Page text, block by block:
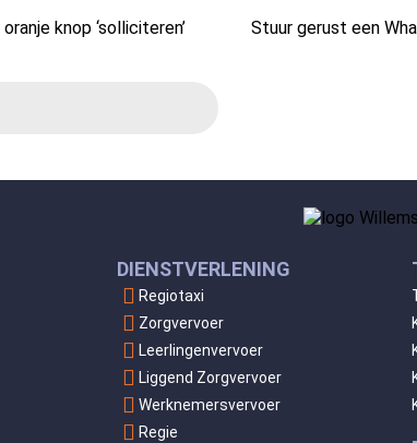
knop ‘solliciteren’ Stuur gerust een
DIENSTVERLENING
Regiotaxi
Zorgvervoer
Leerlingenvervoer
Liggend Zorgvervoer
Werknemersvervoer
Regie